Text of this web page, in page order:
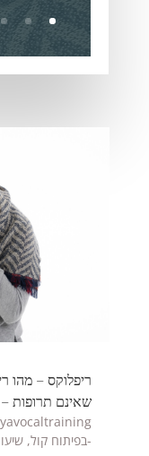
ריפלוקס – מהו
שאינם תרופות
-בפיתוח קול,